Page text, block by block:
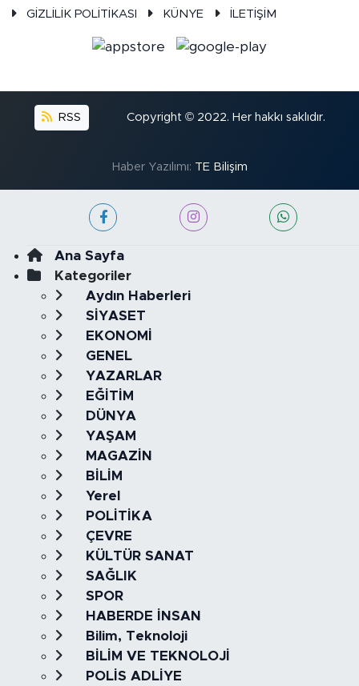
GİZLİLİK POLİTİKASI KÜNYE İLETİŞİM
RSS Copyright © 2022. Her hakkı saklıdır.
Haber Yazılımı: TE Bilişim
Ana Sayfa
Kategoriler
Aydın Haberleri
SİYASET
EKONOMİ
GENEL
YAZARLAR
EĞİTİM
DÜNYA
YAŞAM
MAGAZİN
BİLİM
Yerel
POLİTİKA
ÇEVRE
KÜLTÜR SANAT
SAĞLIK
SPOR
HABERDE İNSAN
Bilim, Teknoloji
BİLİM VE TEKNOLOJİ
POLİS ADLİYE